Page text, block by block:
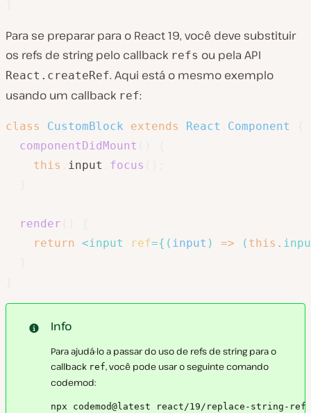
Para se preparar para o React 19, você deve substituir
os refs de string pelo callback refs ou pela API
React.createRef. Aqui está o mesmo exemplo
usando um callback ref:
class CustomBlock extends React Component
componentDidMount
this
input focus
render
return <input ref={ ( input ) => ( this .
Info
Para ajudá-lo a passar do uso de refs de string para o
callback ref, você pode usar o seguinte comando
codemod:
npx codemod@latest react/19/replace-string-ref